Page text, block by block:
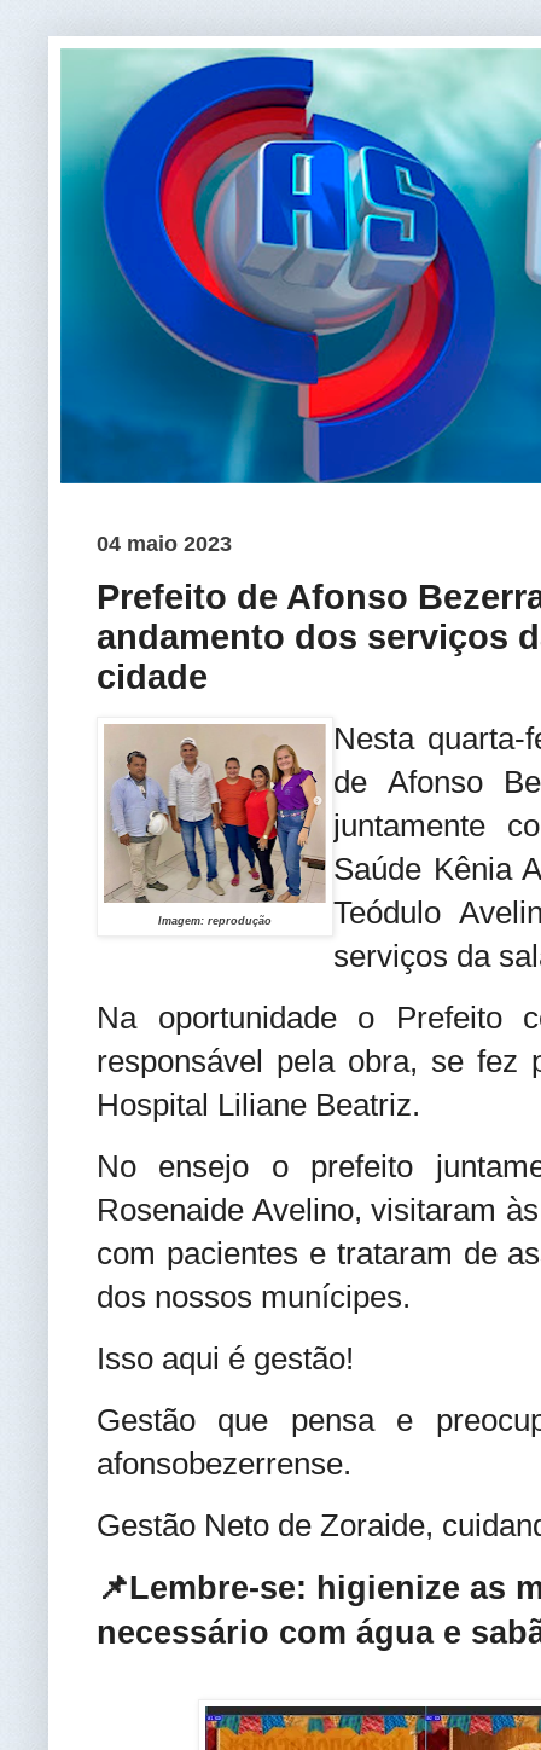
04 maio 2023
Prefeito de Afonso
andamento dos serviços
cidade
Imagem: reprodução
Nesta
de Afonso
juntamente
Saúde Kênia
Teódulo
serviços da
Na oportunidade o Prefeito
responsável pela obra, se fez
Hospital Liliane Beatriz.
No ensejo o prefeito
Rosenaide Avelino, visitaram
com pacientes e trataram de
dos nossos munícipes.
Isso aqui é gestão!
Gestão que pensa e
afonsobezerrense.
Gestão Neto de Zoraide,
📌Lembre-se: higienize as
necessário com água e